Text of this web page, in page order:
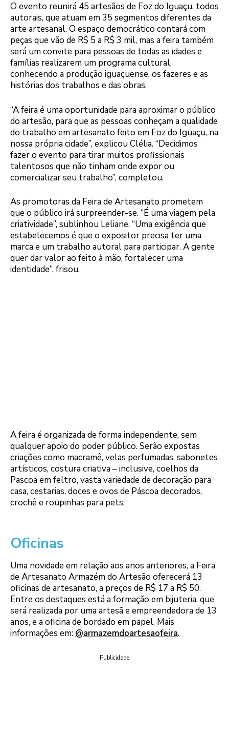
O evento reunirá 45 artesãos de Foz do Iguaçu, todos
autorais, que atuam em 35 segmentos diferentes da
arte artesanal. O espaço democrático contará com
peças que vão de R$ 5 a R$ 3 mil, mas a feira também
será um convite para pessoas de todas as idades e
famílias realizarem um programa cultural,
conhecendo a produção iguaçuense, os fazeres e as
histórias dos trabalhos e das obras.
“A feira é uma oportunidade para aproximar o público
do artesão, para que as pessoas conheçam a qualidade
do trabalho em artesanato feito em Foz do Iguaçu, na
nossa própria cidade”, explicou Clélia. “Decidimos
fazer o evento para tirar muitos profissionais
talentosos que não tinham onde expor ou
comercializar seu trabalho”, completou.
As promotoras da Feira de Artesanato prometem
que o público irá surpreender-se. “É uma viagem pela
criatividade”, sublinhou Leliane. “Uma exigência que
estabelecemos é que o expositor precisa ter uma
marca e um trabalho autoral para participar. A gente
quer dar valor ao feito à mão, fortalecer uma
identidade”, frisou.
A feira é organizada de forma independente, sem
qualquer apoio do poder público. Serão expostas
criações como macramê, velas perfumadas, sabonetes
artísticos, costura criativa – inclusive, coelhos da
Pascoa em feltro, vasta variedade de decoração para
casa, cestarias, doces e ovos de Páscoa decorados,
crochê e roupinhas para pets.
Oficinas
Uma novidade em relação aos anos anteriores, a Feira
de Artesanato Armazém do Artesão oferecerá 13
oficinas de artesanato, a preços de R$ 17 a R$ 50.
Entre os destaques está a formação em bijuteria, que
será realizada por uma artesã e empreendedora de 13
anos, e a oficina de bordado em papel. Mais
informações em: @armazemdoartesaofeira.
Publicidade